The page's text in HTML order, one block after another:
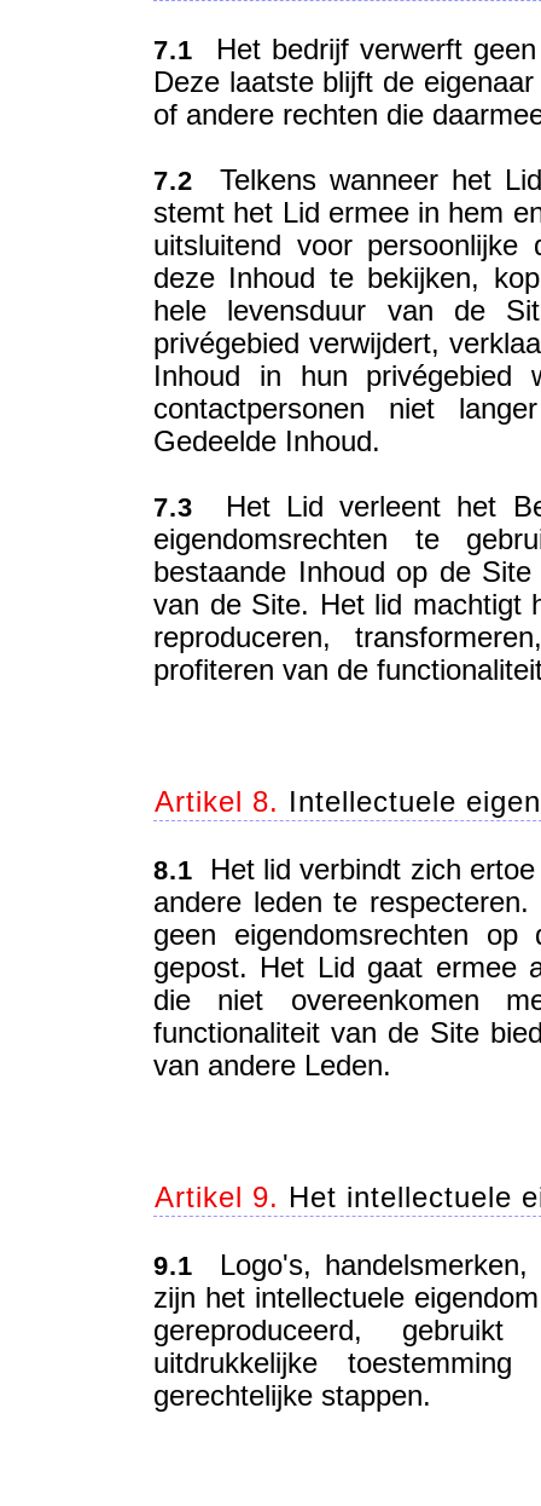
7.1 Het bedrijf verwerft
Deze laatste blijft de
of andere rechten die
7.2 Telkens wanneer het
stemt het Lid ermee in hem
uitsluitend voor persoonlijke
deze Inhoud te bekijken,
hele levensduur van de
privégebied verwijdert,
Inhoud in hun privégebied
contactpersonen niet
Gedeelde Inhoud.
7.3 Het Lid verleent het
eigendomsrechten te
bestaande Inhoud op de
van de Site. Het lid machtigt
reproduceren,
profiteren van de
Artikel 8. Intellectuele
8.1 Het lid verbindt zich
andere leden te
geen eigendomsrechten
gepost. Het Lid gaat ermee
die niet overeenkomen
functionaliteit van de Site
van andere Leden.
Artikel 9. Het intellectuele
9.1 Logo's,
zijn het intellectuele
gereproduceerd,
uitdrukkelijke
gerechtelijke stappen.